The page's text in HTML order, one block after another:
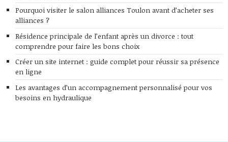
Pourquoi visiter le salon alliances Toulon avant d’acheter ses
alliances ?
Résidence principale de l’enfant après un divorce : tout
comprendre pour faire les bons choix
Créer un site internet : guide complet pour réussir sa présence
en ligne
Les avantages d’un accompagnement personnalisé pour vos
besoins en hydraulique